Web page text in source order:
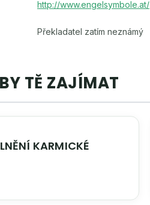
http://www.engelsymbole.at/
Překladatel zatím neznámý
TĚ ZAJÍMAT